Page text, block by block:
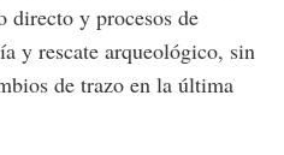
directo y procesos de
y rescate arqueológico, sin
de trazo en la última